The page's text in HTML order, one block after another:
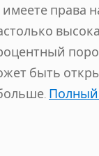
права
быть
Полный